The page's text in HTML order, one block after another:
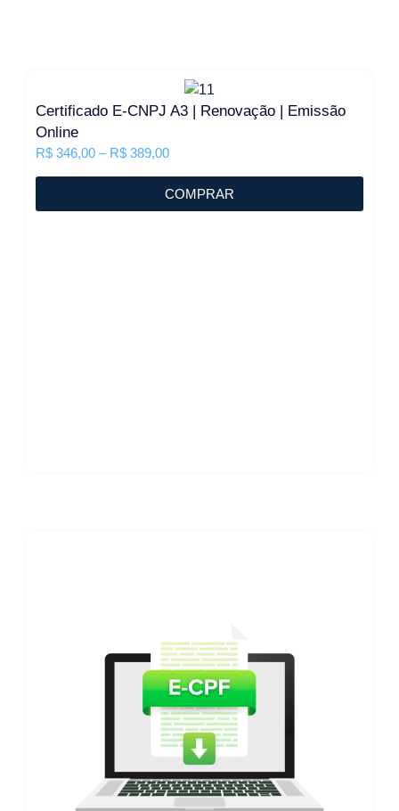
Certificado E-CNPJ A3 | Renovação | Emissão
Online
R$ 346,00 – R$ 389,00
COMPRAR